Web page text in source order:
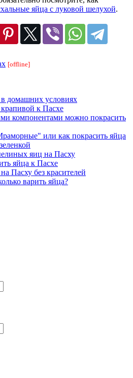
яйца с луковой шелухой.
[offline]
домашних условиях
к Пасхе
компонентами можно покрасить
или как покрасить яйца
яиц на Пасху
яйца к Пасхе
Пасху без красителей
варить яйца?